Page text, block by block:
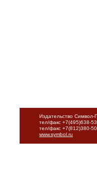
Издательство Символ-
тел/факс +7(495)638-
тел/факс +7(812)380-
www.symbol.ru